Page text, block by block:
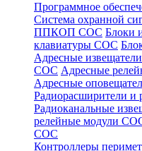
Программное
Система охранной
ППКОП СОС Блоки
клавиатуры СОС
Адресные
СОС Адресные
Адресные
Радиорасширители и
Радиоканальные
релейные модули
СОС
Контроллеры